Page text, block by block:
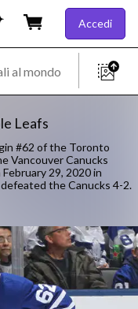
Accedi
Leafs
#62 of the Toronto
Vancouver Canucks
29, 2020 in
the Canucks 4-2.